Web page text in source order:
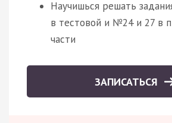
Научишься решать
в тестовой и №24 и 27 в
части
ЗАПИСАТЬСЯ